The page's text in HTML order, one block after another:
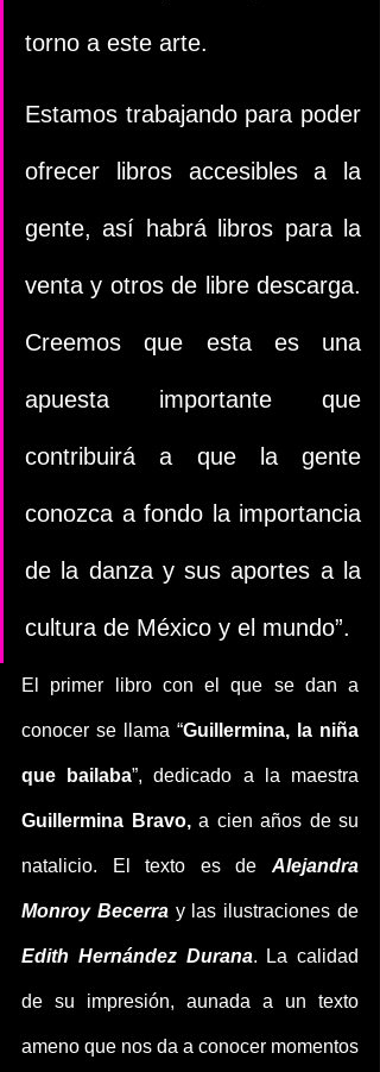
torno a este arte.
Estamos trabajando para poder
ofrecer libros accesibles a la
gente, así habrá libros para la
venta y otros de libre descarga.
Creemos que esta es una
apuesta importante que
contribuirá a que la gente
conozca a fondo la importancia
de la danza y sus aportes a la
cultura de México y el mundo”.
El primer libro con el que se dan a
conocer se llama “Guillermina, la niña
que bailaba
Guillermina Bravo, a cien años de su
natalicio. El texto es de Alejandra
Monroy Becerra
Edith Hernández Durana. La calidad
de su impresión, aunada a un texto
ameno que nos da a conocer momentos